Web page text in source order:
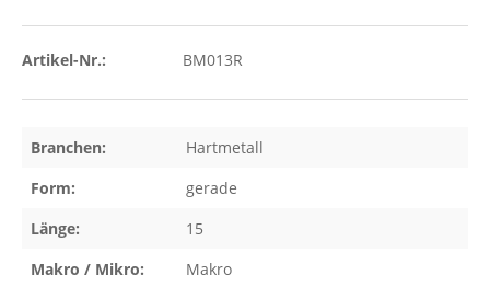
Artikel-Nr.: BM013R
Branchen:
Hartmetall
Form:
gerade
Länge:
15
Makro / Mikro:
Makro